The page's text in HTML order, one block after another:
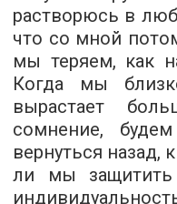
растворюсь в
что со мной
мы теряем, как
Когда мы
вырастает
сомнение,
вернуться
ли мы